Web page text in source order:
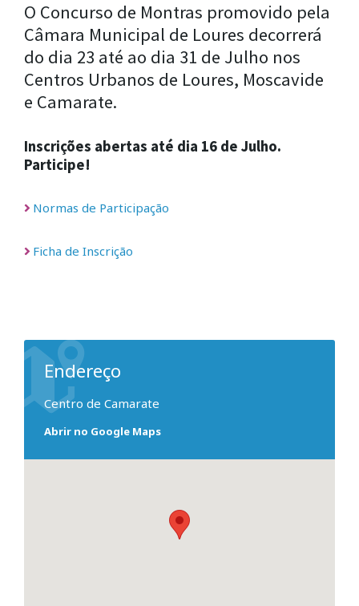
O Concurso de Montras promovido pela
Câmara Municipal de Loures decorrerá
do dia 23 até ao dia 31 de Julho nos
Centros Urbanos de Loures, Moscavide
e Camarate.
Inscrições abertas até dia 16 de Julho.
Participe!
Normas de Participação
Ficha de Inscrição
Endereço
Centro de Camarate
Abrir no Google Maps